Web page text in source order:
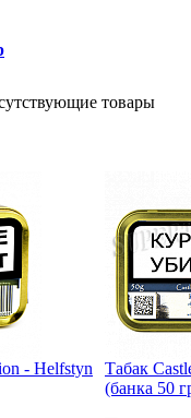
товары
- Helfstyn
Табак
(банка 50